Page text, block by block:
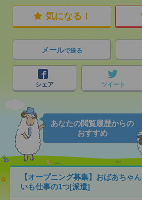
気になる！
メールで送る
シェア ツイート
あなたの閲覧履歴からの
おすすめ
【オープニング募集】おばあちゃ
いも仕事の1つ[派遣]